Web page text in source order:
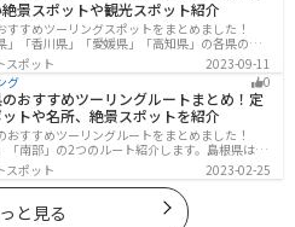
景スポットや観光スポット紹介
すすめツーリングスポットをまとめました！
」「香川県」「愛媛県」「高知県」の各県の観
します。自然豊かな山々や湖、温泉地が点在
折々の景色を楽しめるスポットが多数ありま
クで四国にツーリングに行く際は参考にしてく
スポット
2023-09-11
グ
0
おすすめツーリングルートまとめ！定
トや名所、絶景スポットを紹介
おすすめツーリングルートをまとめました！
「南部」の2つのルート紹介します。島根県は、
近く、1日で全然違う景色を堪能することができ
イクで島根県にツーリングに行く際は参考にし
い。
スポット 2023-02-25
と見る